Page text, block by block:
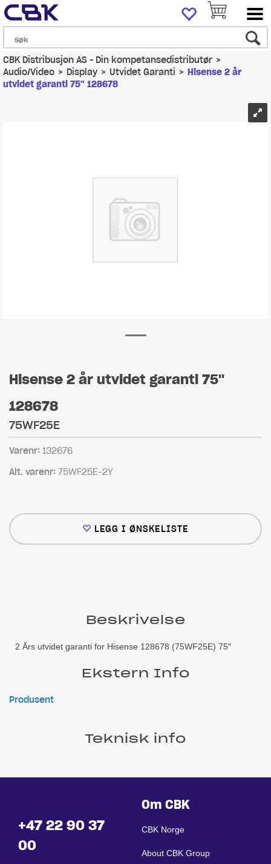
CBK Distribusjon AS - Din kompetansedistributør>
Audio/Video>Display>Utvidet Garanti>Hisense 2 år
utvidet garanti 75" 128678
Hisense 2 år utvidet garanti 75"
128678
75WF25E
Varenr: 132676
Alt. varenr: 75WF25E-2Y
LEGG I ØNSKELISTE
Beskrivelse
2 Års utvidet garanti for Hisense 128678 (75WF25E) 75"
Ekstern Info
Produsent
Teknisk info
+47 22 90 37
00
Om CBK
CBK Norge
About CBK Group